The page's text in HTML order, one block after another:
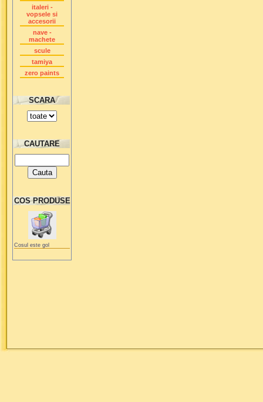
italeri -
vopsele si
accesorii
nave -
machete
scule
tamiya
zero paints
SCARA
CAUTARE
COS PRODUSE
Cosul este gol